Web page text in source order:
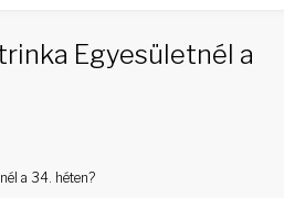
Egyesületnél a
a 34. héten?